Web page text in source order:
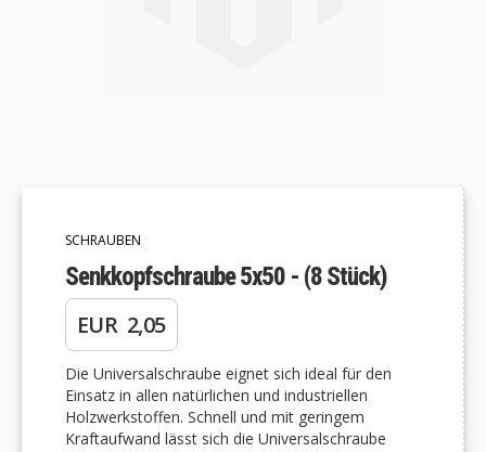
Bildgalerie
springen
SCHRAUBEN
Senkkopfschraube 5x50 - (8 Stück)
EUR 2,05
Die Universalschraube eignet sich ideal für den
Einsatz in allen natürlichen und industriellen
Holzwerkstoffen. Schnell und mit geringem
Kraftaufwand lässt sich die Universalschraube